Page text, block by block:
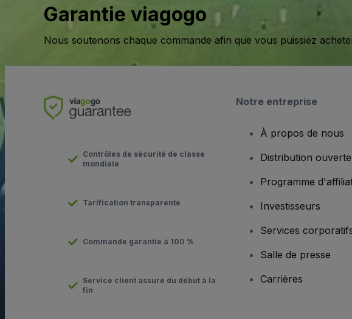
Garantie viagogo
Nous soutenons chaque commande afin que vous puissiez
Contrôles de sécurité de classe
mondiale
Tarification transparente
Commande garantie à 100 %
Service client assuré du début à la
fin
Notre entreprise
À propos de nous
Distribution ouverte
Programme
Investisseurs
Services
Salle de presse
Carrières